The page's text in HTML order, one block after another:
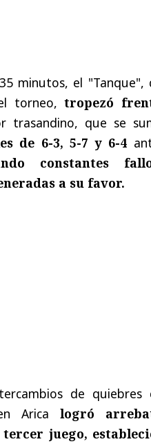
minutos, el "Tanque",
torneo, tropezó
trasandino, que se
de 6-3, 5-7 y 6-4
constantes
a su favor.
de quiebres
Aricalogró
juego,